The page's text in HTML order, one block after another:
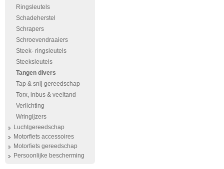
Ringsleutels
Schadeherstel
Schrapers
Schroevendraaiers
Steek- ringsleutels
Steeksleutels
Tangen divers
Tap & snij gereedschap
Torx, inbus & veeltand
Verlichting
Wringijzers
Luchtgereedschap
Motorfiets accessoires
Motorfiets gereedschap
Persoonlijke bescherming